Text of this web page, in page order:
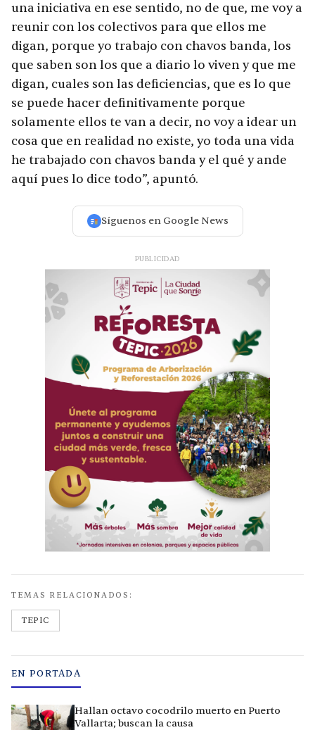
una iniciativa en ese sentido, no de que, me voy a
reunir con los colectivos para que ellos me
digan, porque yo trabajo con chavos banda, los
que saben son los que a diario lo viven y que me
digan, cuales son las deficiencias, que es lo que
se puede hacer definitivamente porque
solamente ellos te van a decir, no voy a idear un
cosa que en realidad no existe, yo toda una vida
he trabajado con chavos banda y el qué y ande
aquí pues lo dice todo”, apuntó.
Síguenos en Google News
PUBLICIDAD
TEMAS RELACIONADOS:
TEPIC
EN PORTADA
Hallan octavo cocodrilo muerto en Puerto
Vallarta; buscan la causa